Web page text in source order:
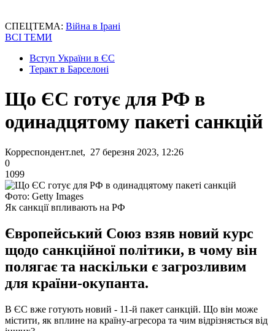
СПЕЦТЕМА: Війна в Ірані
ВСІ ТЕМИ
Вступ України в ЄС
Теракт в Барселоні
Що ЄС готує для РФ в
одинадцятому пакеті санкцій
Корреспондент.net, 27 березня 2023, 12:26
0
1099
Фото: Getty Images
Як санкції впливають на РФ
Європейський Союз взяв новий курс
щодо санкційної політики, в чому він
полягає та наскільки є загрозливим
для країни-окупанта.
В ЄС вже готують новий - 11-й пакет санкцій. Що він може
містити, як вплине на країну-агресора та чим відрізняється від